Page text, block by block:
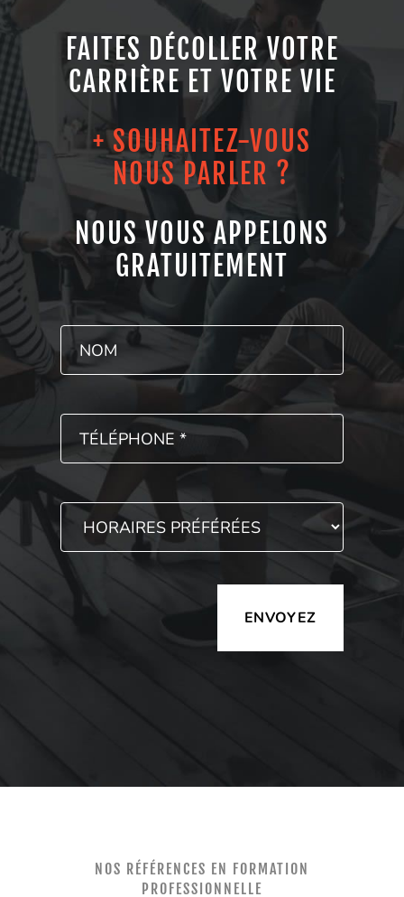
FAITES DÉCOLLER VOTRE
CARRIÈRE ET VOTRE VIE
+ SOUHAITEZ-VOUS
NOUS PARLER ?
NOUS VOUS APPELONS
GRATUITEMENT
NOS RÉFÉRENCES EN FORMATION
PROFESSIONNELLE